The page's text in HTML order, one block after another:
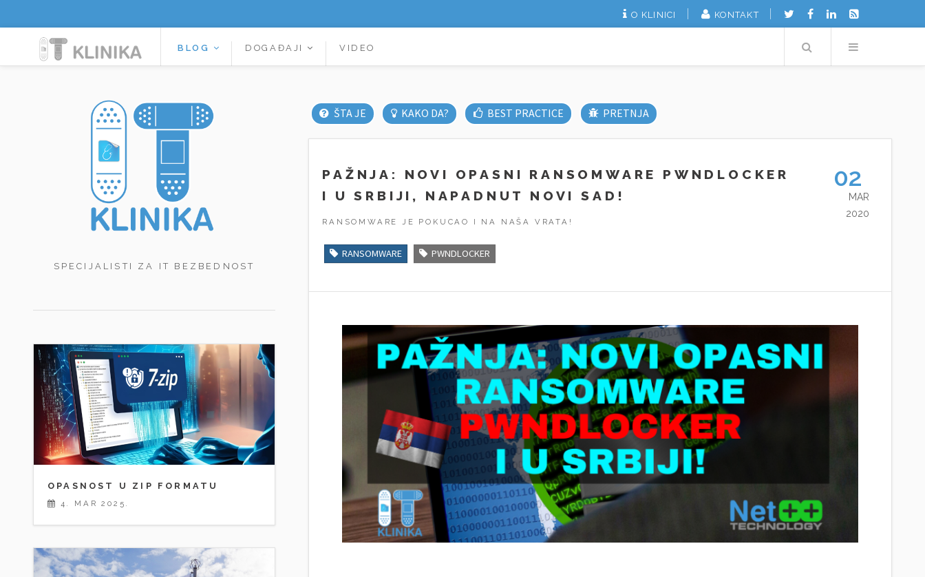
O KLINICI KONTAKT
BLOG DOGAĐAJI VIDEO Search
ŠTA JE KAKO DA? BEST PRACTICE PRETNJA
PAŽNJA: NOVI OPASNI RANSOMWARE PWNDLOCKER
I U SRBIJI, NAPADNUT NOVI SAD!
RANSOMWARE JE POKUCAO I NA NAŠA VRATA!
RANSOMWARE PWNDLOCKER
02
MAR
2020
SPECIJALISTI ZA IT BEZBEDNOST
OPASNOST U ZIP FORMATU
4. MAR 2025.